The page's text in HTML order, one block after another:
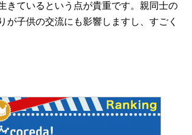
きているという点が貴重です。親同士の
子供の交流にも影響しますし、すごく